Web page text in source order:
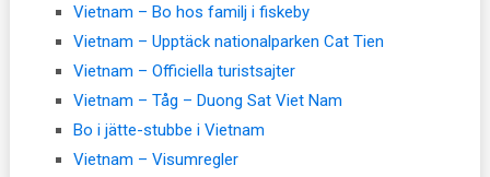
Vietnam – Bo hos familj i fiskeby
Vietnam – Upptäck nationalparken Cat Tien
Vietnam – Officiella turistsajter
Vietnam – Tåg – Duong Sat Viet Nam
Bo i jätte-stubbe i Vietnam
Vietnam – Visumregler